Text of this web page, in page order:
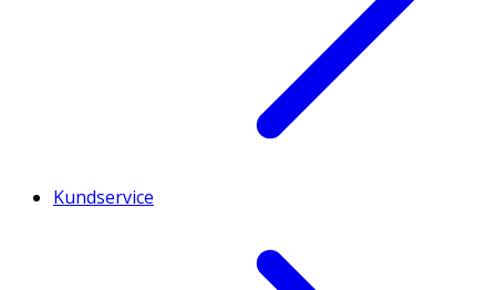
Kundservice